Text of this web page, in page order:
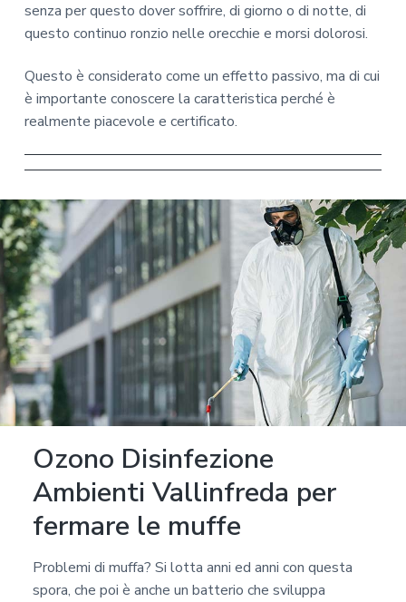
senza per questo dover soffrire, di giorno o di notte, di
questo continuo ronzio nelle orecchie e morsi dolorosi.
Questo è considerato come un effetto passivo, ma di cui
è importante conoscere la caratteristica perché è
realmente piacevole e certificato.
Ozono Disinfezione
Ambienti Vallinfreda per
fermare le muffe
Problemi di muffa? Si lotta anni ed anni con questa
spora, che poi è anche un batterio che sviluppa